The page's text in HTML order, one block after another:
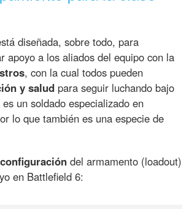
diseñada, sobre todo, para
apoyo a los aliados del equipo con la
, con la cual todos pueden
y salud para seguir luchando bajo
un soldado especializado en
lo que también es una especie de
del armamento (loadout)
en Battlefield 6: